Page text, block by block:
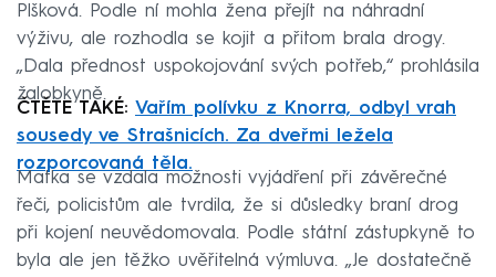
Plšková. Podle ní mohla žena přejít na náhradní
výživu, ale rozhodla se kojit a přitom brala drogy.
„Dala přednost uspokojování svých potřeb,“ prohlásila
žalobkyně.
ČTĚTE TAKÉ: Vařím polívku z Knorra, odbyl vrah
sousedy ve Strašnicích. Za dveřmi ležela
rozporcovaná těla.
Matka se vzdala možnosti vyjádření při závěrečné
řeči, policistům ale tvrdila, že si důsledky braní drog
při kojení neuvědomovala. Podle státní zástupkyně to
byla ale jen těžko uvěřitelná výmluva. „Je dostatečně